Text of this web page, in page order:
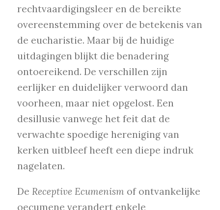
rechtvaardigingsleer en de bereikte
overeenstemming over de betekenis van
de eucharistie. Maar bij de huidige
uitdagingen blijkt die benadering
ontoereikend. De verschillen zijn
eerlijker en duidelijker verwoord dan
voorheen, maar niet opgelost. Een
desillusie vanwege het feit dat de
verwachte spoedige hereniging van
kerken uitbleef heeft een diepe indruk
nagelaten.
De Receptive Ecumenism of ontvankelijke
oecumene verandert enkele